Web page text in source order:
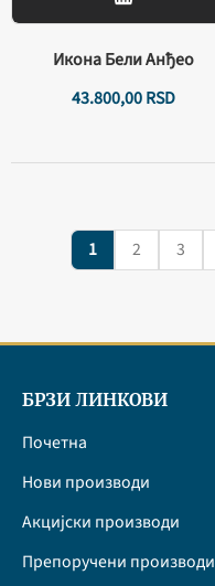
Икона Бели Анђео
43.800,00RSD
1 2 3
БРЗИ ЛИНКОВИ
Почетна
Нови производи
Акцијски производи
Препоручени производи